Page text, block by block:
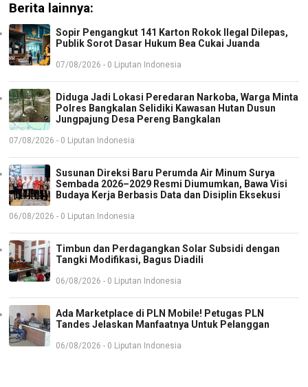
Berita lainnya:
Sopir Pengangkut 141 Karton Rokok Ilegal Dilepas,
Publik Sorot Dasar Hukum Bea Cukai Juanda
07/08/2026 - 0 Liputan Indonesia
Diduga Jadi Lokasi Peredaran Narkoba, Warga Minta
Polres Bangkalan Selidiki Kawasan Hutan Dusun
Jungpajung Desa Pereng Bangkalan
07/08/2026 - 0 Liputan Indonesia
Susunan Direksi Baru Perumda Air Minum Surya
Sembada 2026–2029 Resmi Diumumkan, Bawa Visi
Budaya Kerja Berbasis Data dan Disiplin Eksekusi
06/08/2026 - 0 Liputan Indonesia
Timbun dan Perdagangkan Solar Subsidi dengan
Tangki Modifikasi, Bagus Diadili
06/08/2026 - 0 Liputan Indonesia
Ada Marketplace di PLN Mobile! Petugas PLN
Tandes Jelaskan Manfaatnya Untuk Pelanggan
06/08/2026 - 0 Liputan Indonesia